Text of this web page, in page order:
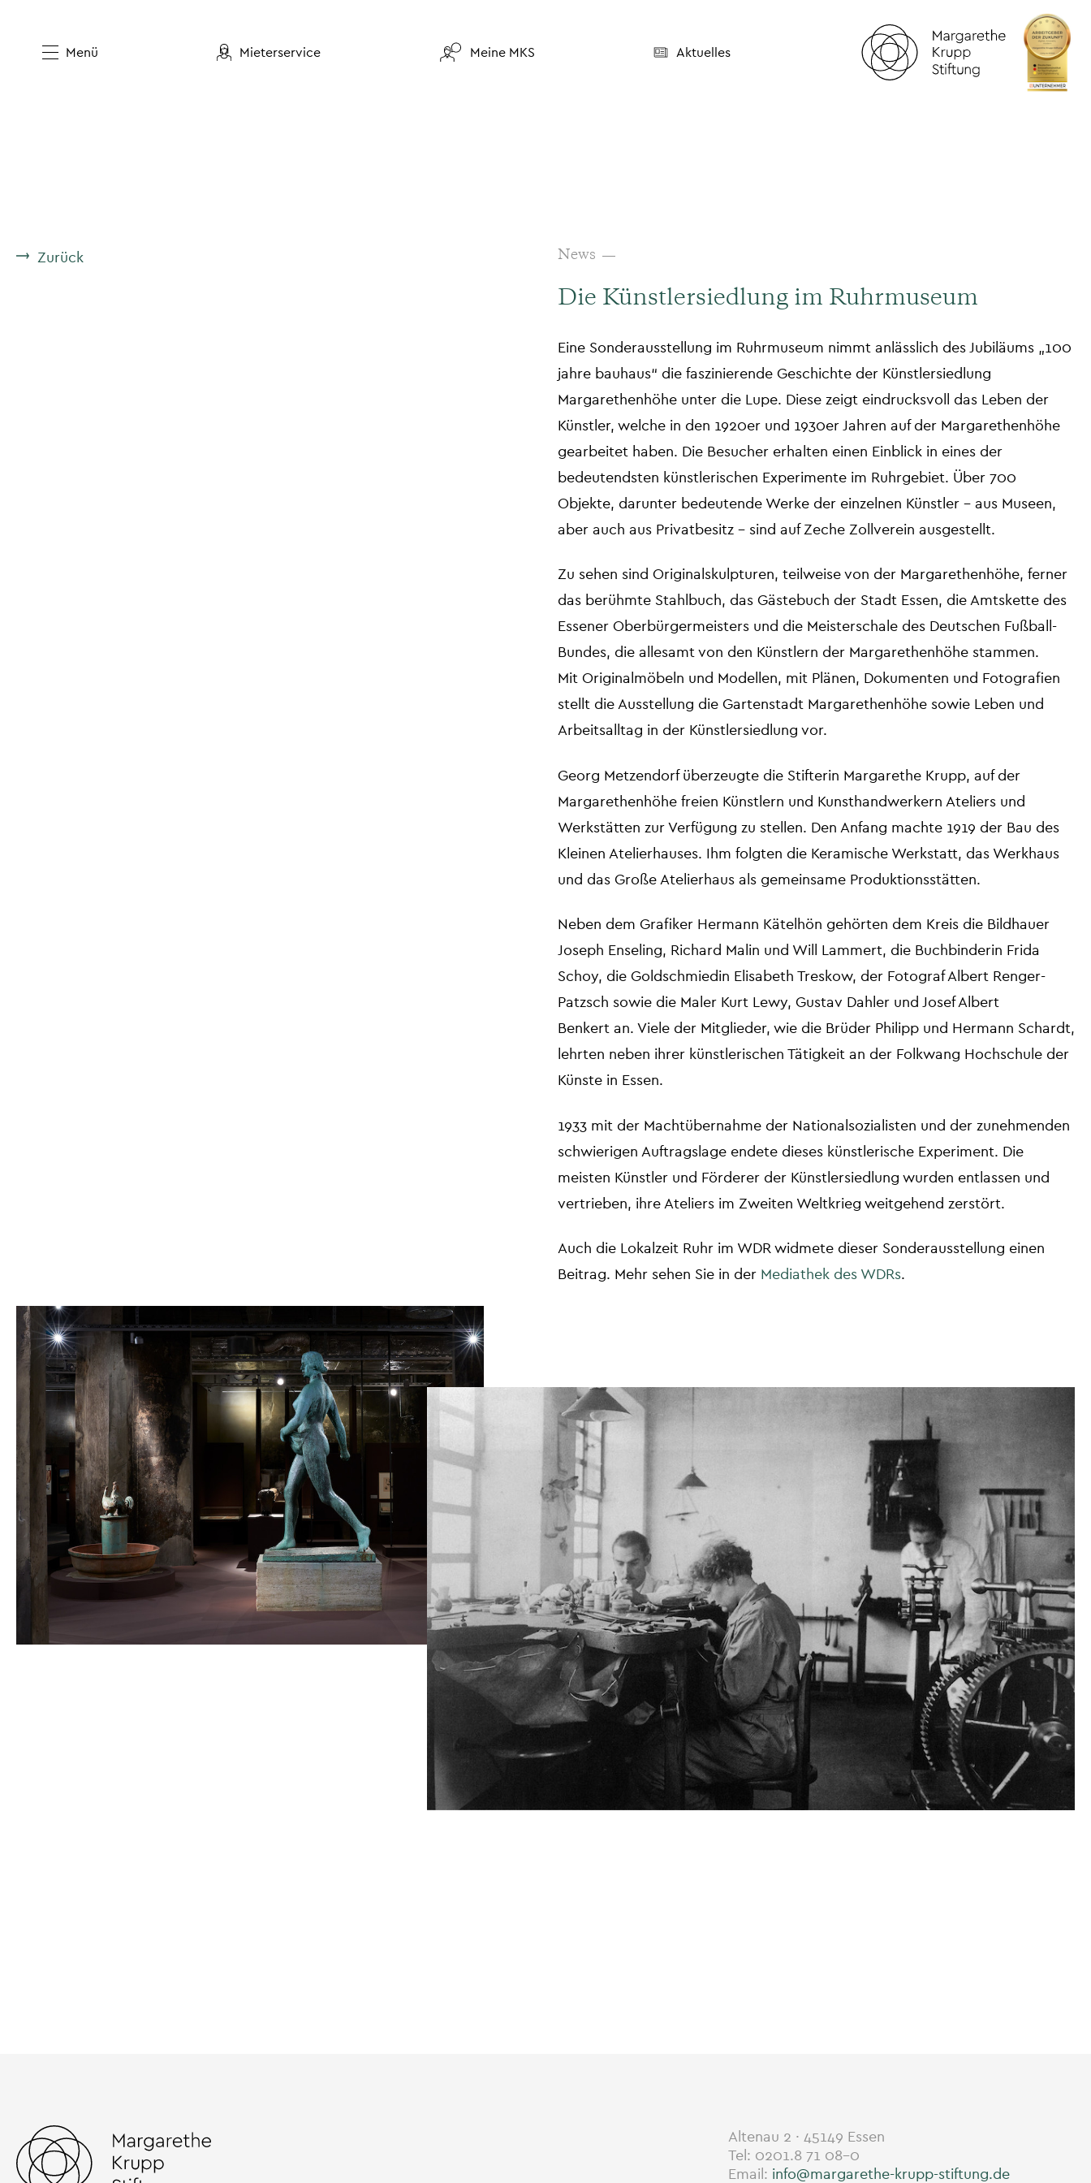
Menü Mieterservice Meine MKS Aktuelles
Zurück News
Die Künstlersiedlung im Ruhrmuseum
Eine Sonderausstellung im Ruhrmuseum nimmt anlässlich des Jubiläums „100
jahre bauhaus“ die faszinierende Geschichte der Künstlersiedlung
Margarethenhöhe unter die Lupe. Diese zeigt eindrucksvoll das Leben der
Künstler, welche in den 1920er und 1930er Jahren auf der Margarethenhöhe
gearbeitet haben. Die Besucher erhalten einen Einblick in eines der
bedeutendsten künstlerischen Experimente im Ruhrgebiet. Über 700
Objekte, darunter bedeutende Werke der einzelnen Künstler – aus Museen,
aber auch aus Privatbesitz – sind auf Zeche Zollverein ausgestellt.
Zu sehen sind Originalskulpturen, teilweise von der Margarethenhöhe, ferner
das berühmte Stahlbuch, das Gästebuch der Stadt Essen, die Amtskette des
Essener Oberbürgermeisters und die Meisterschale des Deutschen Fußball-
Bundes, die allesamt von den Künstlern der Margarethenhöhe stammen.
Mit Originalmöbeln und Modellen, mit Plänen, Dokumenten und Fotografien
stellt die Ausstellung die Gartenstadt Margarethenhöhe sowie Leben und
Arbeitsalltag in der Künstlersiedlung vor.
Georg Metzendorf überzeugte die Stifterin Margarethe Krupp, auf der
Margarethenhöhe freien Künstlern und Kunsthandwerkern Ateliers und
Werkstätten zur Verfügung zu stellen. Den Anfang machte 1919 der Bau des
Kleinen Atelierhauses. Ihm folgten die Keramische Werkstatt, das Werkhaus
und das Große Atelierhaus als gemeinsame Produktionsstätten.
Neben dem Grafiker Hermann Kätelhön gehörten dem Kreis die Bildhauer
Joseph Enseling, Richard Malin und Will Lammert, die Buchbinderin Frida
Schoy, die Goldschmiedin Elisabeth Treskow, der Fotograf Albert Renger-
Patzsch sowie die Maler Kurt Lewy, Gustav Dahler und Josef Albert
Benkert an. Viele der Mitglieder, wie die Brüder Philipp und Hermann Schardt,
lehrten neben ihrer künstlerischen Tätigkeit an der Folkwang Hochschule der
Künste in Essen.
1933 mit der Machtübernahme der Nationalsozialisten und der zunehmenden
schwierigen Auftragslage endete dieses künstlerische Experiment. Die
meisten Künstler und Förderer der Künstlersiedlung wurden entlassen und
vertrieben, ihre Ateliers im Zweiten Weltkrieg weitgehend zerstört.
Auch die Lokalzeit Ruhr im WDR widmete dieser Sonderausstellung einen
Beitrag. Mehr sehen Sie in der Mediathek des WDRs.
Altenau 2 · 45149 Essen
Tel: 0201.8 71 08-0
Email: info@margarethe-krupp-stiftung.de